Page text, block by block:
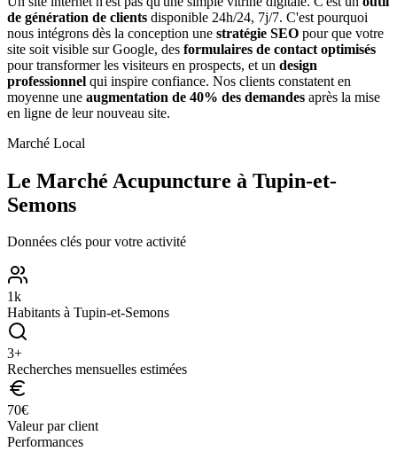
de génération de clients disponible 24h/24, 7j/7. C'est pourquoi
nous intégrons dès la conception une stratégie SEO pour que votre
site soit visible sur Google, des formulaires de contact optimisés
pour transformer les visiteurs en prospects, et un design
professionnel qui inspire confiance. Nos clients constatent en
moyenne une augmentation de 40% des demandes après la mise
en ligne de leur nouveau site.
Marché Local
Le Marché Acupuncture à Tupin-et-
Semons
Données clés pour votre activité
1k
Habitants à Tupin-et-Semons
3+
Recherches mensuelles estimées
70€
Valeur par client
Performances